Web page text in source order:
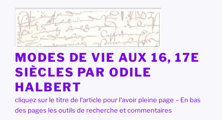
contenu
principal
MODES DE VIE AUX 16, 17E
SIÈCLES PAR ODILE
HALBERT
cliquez sur le titre de l'article pour l'avoir pleine page – En bas
des pages les outils de recherche et commentaires